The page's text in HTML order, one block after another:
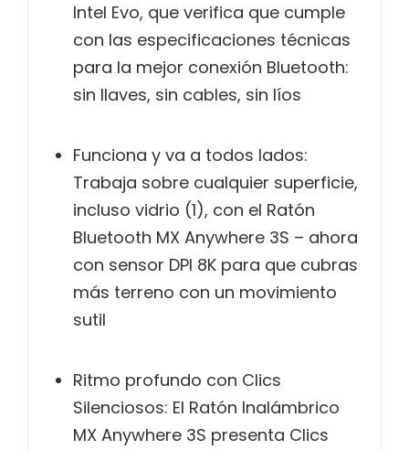
Intel Evo, que verifica que cumple
con las especificaciones técnicas
para la mejor conexión Bluetooth:
sin llaves, sin cables, sin líos
Funciona y va a todos lados:
Trabaja sobre cualquier superficie,
incluso vidrio (1), con el Ratón
Bluetooth MX Anywhere 3S – ahora
con sensor DPI 8K para que cubras
más terreno con un movimiento
sutil
Ritmo profundo con Clics
Silenciosos: El Ratón Inalámbrico
MX Anywhere 3S presenta Clics